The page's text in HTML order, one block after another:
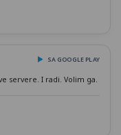
SA GOOGLE PLAY
servere. I radi. Volim ga.